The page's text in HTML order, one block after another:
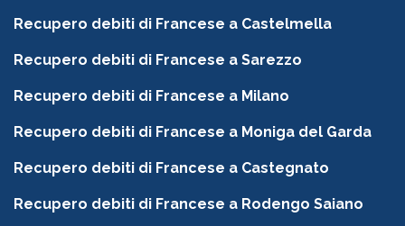
Recupero debiti di Francese a Castelmella
Recupero debiti di Francese a Sarezzo
Recupero debiti di Francese a Milano
Recupero debiti di Francese a Moniga del Garda
Recupero debiti di Francese a Castegnato
Recupero debiti di Francese a Rodengo Saiano